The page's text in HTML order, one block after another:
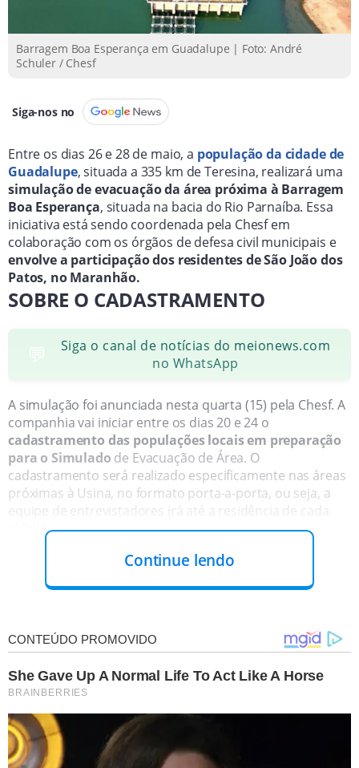
Barragem Boa Esperança em Guadalupe | Foto: André
Schuler / Chesf
Siga-nos no
Entre os dias 26 e 28 de maio, a população da cidade de
Guadalupe, situada a 335 km de Teresina, realizará uma
simulação de evacuação da área próxima à Barragem
Boa Esperança, situada na bacia do Rio Parnaíba. Essa
iniciativa está sendo coordenada pela Chesf em
colaboração com os órgãos de defesa civil municipais e
envolve a participação dos residentes de São João dos
Patos, no Maranhão.
SOBRE O CADASTRAMENTO
💬
Siga o canal de notícias do meionews.com
no WhatsApp
A simulação foi anunciada nesta quarta (15) pela Chesf. A
companhia vai iniciar entre os dias 20 e 24 o
cadastramento das populações locais em preparação
para o Simulado de Evacuação de Área. O
cadastramento será realizado especificamente nas áreas
próximas à Usina, no formato porta-a-porta, ou seja, a
equipe de entrevistadores irá até a residência de cada
cidadão.
Continue lendo